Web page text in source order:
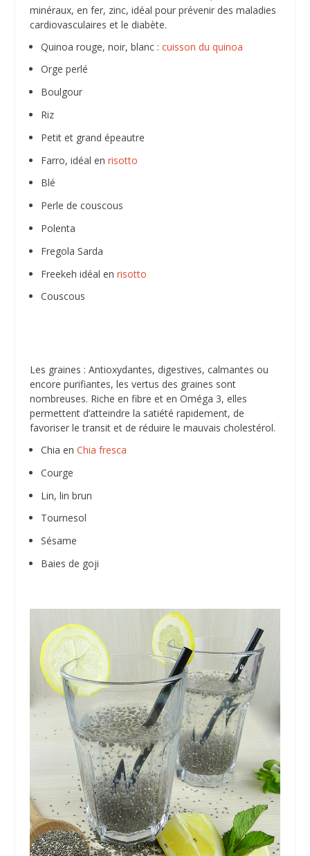
minéraux, en fer, zinc, idéal pour prévenir des maladies
cardiovasculaires et le diabète.
Quinoa rouge, noir, blanc : cuisson du quinoa
Orge perlé
Boulgour
Riz
Petit et grand épeautre
Farro, idéal en risotto
Blé
Perle de couscous
Polenta
Fregola Sarda
Freekeh idéal en risotto
Couscous
Les graines : Antioxydantes, digestives, calmantes ou
encore purifiantes, les vertus des graines sont
nombreuses. Riche en fibre et en Oméga 3, elles
permettent d’atteindre la satiété rapidement, de
favoriser le transit et de réduire le mauvais cholestérol.
Chia en Chia fresca
Courge
Lin, lin brun
Tournesol
Sésame
Baies de goji